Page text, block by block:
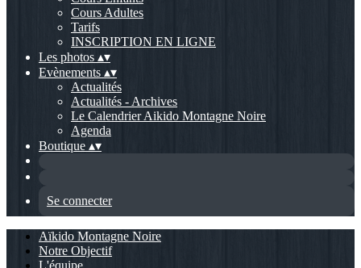
Cours Adultes
Tarifs
INSCRIPTION EN LIGNE
Les photos ▴▾
Evènements ▴▾
Actualités
Actualités - Archives
Le Calendrier Aikido Montagne Noire
Agenda
Boutique ▴▾
Se connecter
Aïkido Montagne Noire
Notre Objectif
L'équipe